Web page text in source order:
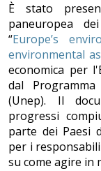
È stato
paneuropea
“Europe’s
environmental
economica per
dal
(Unep). Il
progressi
parte dei Paesi
per i
su come agire in